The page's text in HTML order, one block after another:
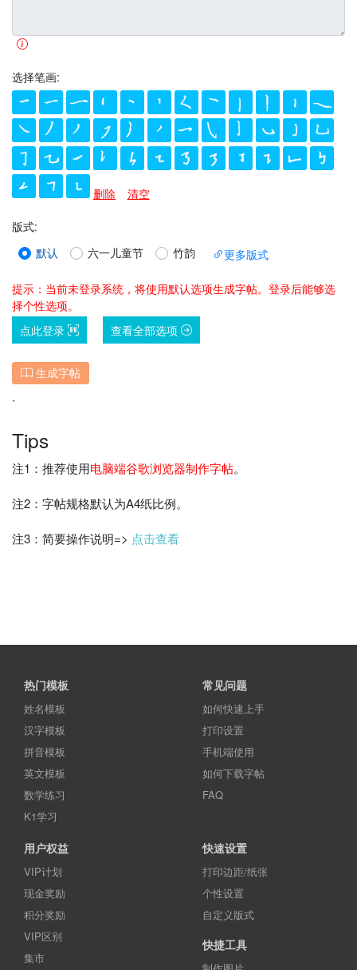
选择笔画:
删除 清空
版式:
默认
六一儿童节 竹韵 更多版式
提示：当前未登录系统，将使用默认选项生成字帖。登录后能够选
择个性选项。
点此登录
查看全部选项
生成字帖
˙
Tips
注1：推荐使用电脑端谷歌浏览器制作字帖。
注2：字帖规格默认为A4纸比例。
注3：简要操作说明=> 点击查看
热门模板
姓名模板
汉字模板
拼音模板
英文模板
数学练习
K1学习
常见问题
如何快速上手
打印设置
手机端使用
如何下载字帖
FAQ
用户权益
VIP计划
现金奖励
积分奖励
VIP区别
集市
快速设置
打印边距/纸张
个性设置
自定义版式
快捷工具